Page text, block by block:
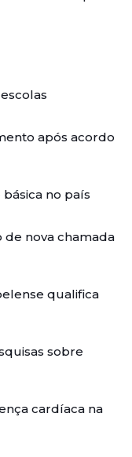
após acordo
no país
nova chamada
qualifica
sobre
cardíaca na